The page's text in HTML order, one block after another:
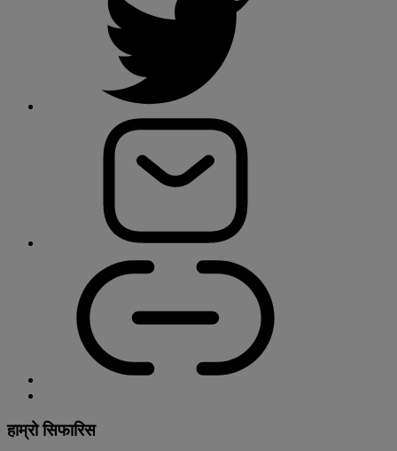
हाम्रो सिफारिस